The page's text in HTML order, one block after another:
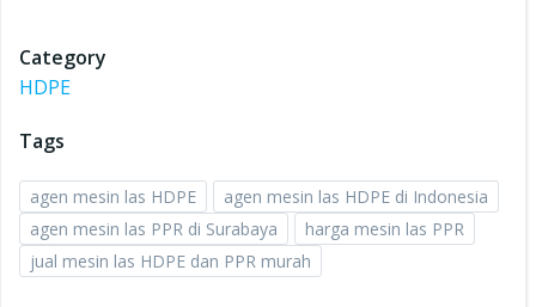
Category
HDPE
Tags
agen mesin las HDPE
agen mesin las HDPE di Indonesia
agen mesin las PPR di Surabaya
harga mesin las PPR
jual mesin las HDPE dan PPR murah